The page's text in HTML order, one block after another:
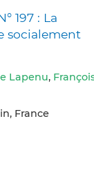
197 : La
socialement
Lapenu,
France